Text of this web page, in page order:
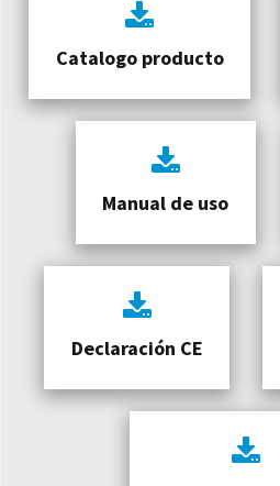
Catalogo producto
Manual de uso
Declaración CE